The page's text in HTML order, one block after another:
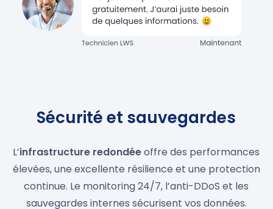
Sécurité et sauvegardes
L’infrastructure redondéeoffre des performances
élevées, une excellente résilience et une protection
continue. Le monitoring 24/7, l’anti-DDoS et les
sauvegardes internes sécurisent vos données.